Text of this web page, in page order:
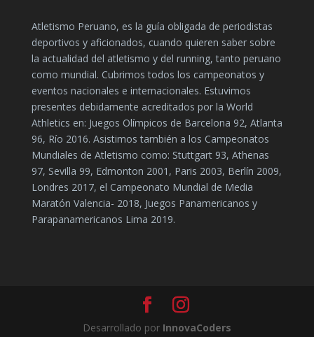
Atletismo Peruano, es la guía obligada de periodistas
deportivos y aficionados, cuando quieren saber sobre
la actualidad del atletismo y del running, tanto peruano
como mundial. Cubrimos todos los campeonatos y
eventos nacionales e internacionales. Estuvimos
presentes debidamente acreditados por la World
Athletics en: Juegos Olímpicos de Barcelona 92, Atlanta
96, Río 2016. Asistimos también a los Campeonatos
Mundiales de Atletismo como: Stuttgart 93, Athenas
97, Sevilla 99, Edmonton 2001, Paris 2003, Berlín 2009,
Londres 2017, el Campeonato Mundial de Media
Maratón Valencia- 2018, Juegos Panamericanos y
Parapanamericanos Lima 2019.
Desarrollado por InnovaCoders